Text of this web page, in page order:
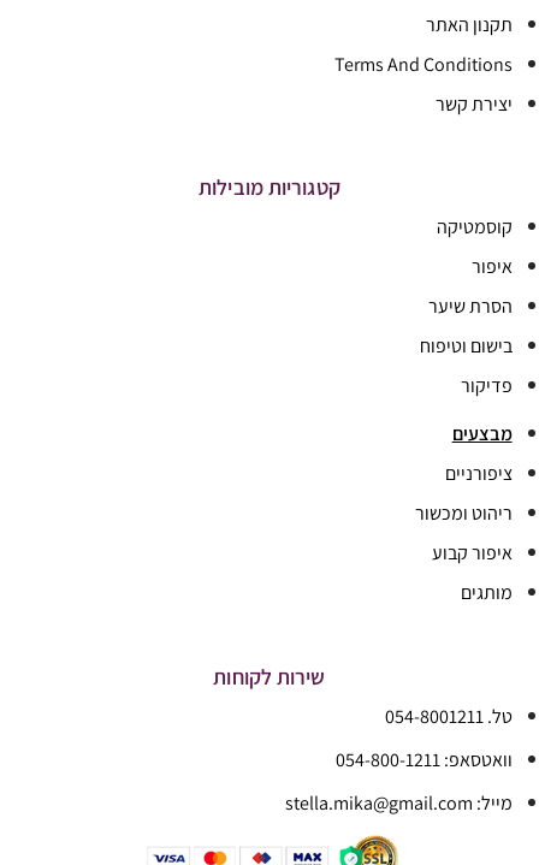
תקנון האתר
Terms And Conditions
יצירת קשר
קטגוריות מובילות
קוסמטיקה
איפור
הסרת שיער
בישום וטיפוח
פדיקור
מבצעים
ציפורניים
ריהוט ומכשור
איפור קבוע
מותגים
שירות לקוחות
טל. 054-8001211
וואטסאפ: 054-800-1211
מייל: stella.mika@gmail.com